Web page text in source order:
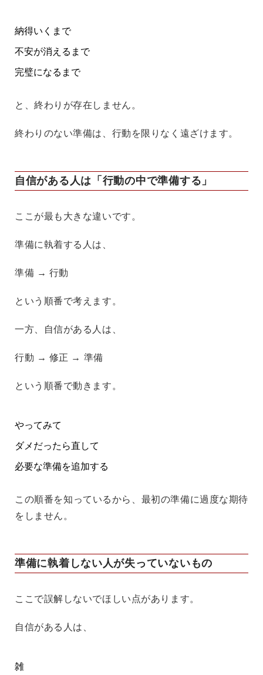
納得いくまで
不安が消えるまで
完璧になるまで
と、終わりが存在しません。
終わりのない準備は、行動を限りなく遠ざけます。
自信がある人は「行動の中で準備する」
ここが最も大きな違いです。
準備に執着する人は、
準備 → 行動
という順番で考えます。
一方、自信がある人は、
行動 → 修正 → 準備
という順番で動きます。
やってみて
ダメだったら直して
必要な準備を追加する
この順番を知っているから、最初の準備に過度な期待
をしません。
準備に執着しない人が失っていないもの
ここで誤解しないでほしい点があります。
自信がある人は、
雑